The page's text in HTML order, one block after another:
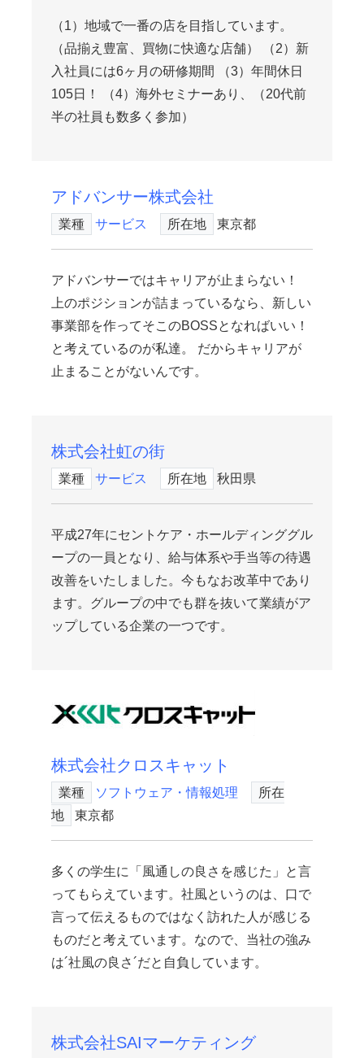
（1）地域で一番の店を目指しています。
（品揃え豊富、買物に快適な店舗） （2）新
入社員には6ヶ月の研修期間 （3）年間休日
105日！ （4）海外セミナーあり、（20代前
半の社員も数多く参加）
アドバンサー株式会社
業種 サービス 所在地 東京都
アドバンサーではキャリアが止まらない！
上のポジションが詰まっているなら、新しい
事業部を作ってそこのBOSSとなればいい！
と考えているのが私達。 だからキャリアが
止まることがないんです。
株式会社虹の街
業種 サービス 所在地 秋田県
平成27年にセントケア・ホールディンググル
ープの一員となり、給与体系や手当等の待遇
改善をいたしました。今もなお改革中であり
ます。グループの中でも群を抜いて業績がア
ップしている企業の一つです。
株式会社クロスキャット
業種 ソフトウェア・情報処理
所在
地
東京都
多くの学生に「風通しの良さを感じた」と言
ってもらえています。社風というのは、口で
言って伝えるものではなく訪れた人が感じる
ものだと考えています。なので、当社の強み
は´社風の良さ´だと自負しています。
株式会社SAIマーケティング